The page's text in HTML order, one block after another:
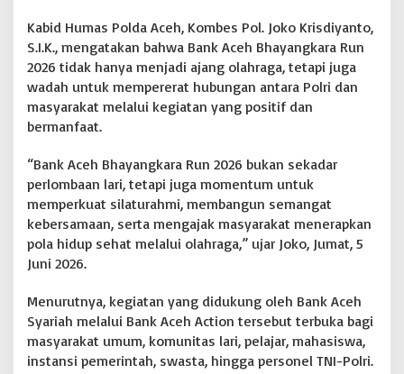
a
a
n
g
k
R
u
n
0
2
|
B
O
N
G
Kabid Humas Polda Aceh, Kombes Pol. Joko Krisdiyanto,
S.I.K., mengatakan bahwa Bank Aceh Bhayangkara Run
2026 tidak hanya menjadi ajang olahraga, tetapi juga
wadah untuk mempererat hubungan antara Polri dan
masyarakat melalui kegiatan yang positif dan
bermanfaat.
“Bank Aceh Bhayangkara Run 2026 bukan sekadar
perlombaan lari, tetapi juga momentum untuk
memperkuat silaturahmi, membangun semangat
kebersamaan, serta mengajak masyarakat menerapkan
pola hidup sehat melalui olahraga,” ujar Joko, Jumat, 5
Juni 2026.
Menurutnya, kegiatan yang didukung oleh Bank Aceh
Syariah melalui Bank Aceh Action tersebut terbuka bagi
masyarakat umum, komunitas lari, pelajar, mahasiswa,
instansi pemerintah, swasta, hingga personel TNI-Polri.